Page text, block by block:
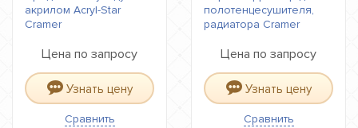
акрилом Acryl-Star
Cramer
Цена по запросу
Узнать цену
Сравнить
полотенцесушителя,
радиатора Cramer
Цена по запросу
Узнать цену
Сравнить